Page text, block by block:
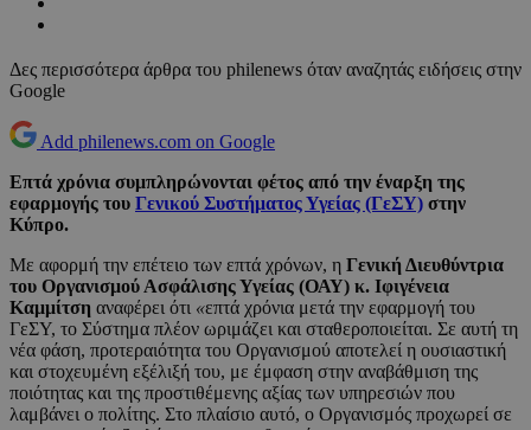
Δες περισσότερα άρθρα του philenews όταν αναζητάς ειδήσεις στην
Google
Add philenews.com on Google
Επτά χρόνια συμπληρώνονται φέτος από την έναρξη της
εφαρμογής του Γενικού Συστήματος Υγείας (ΓεΣΥ) στην
Κύπρο.
Με αφορμή την επέτειο των επτά χρόνων, η Γενική Διευθύντρια
του Οργανισμού Ασφάλισης Υγείας (ΟΑΥ) κ. Ιφιγένεια
Καμμίτση αναφέρει ότι «επτά χρόνια μετά την εφαρμογή του
ΓεΣΥ, το Σύστημα πλέον ωριμάζει και σταθεροποιείται. Σε αυτή τη
νέα φάση, προτεραιότητα του Οργανισμού αποτελεί η ουσιαστική
και στοχευμένη εξέλιξή του, με έμφαση στην αναβάθμιση της
ποιότητας και της προστιθέμενης αξίας των υπηρεσιών που
λαμβάνει ο πολίτης. Στο πλαίσιο αυτό, ο Οργανισμός προχωρεί σε